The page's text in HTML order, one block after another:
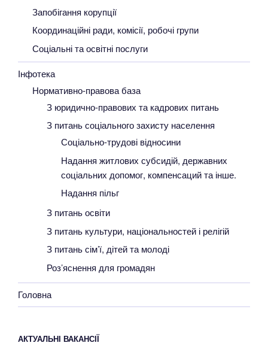
Запобігання корупції
Координаційні ради, комісії, робочі групи
Соціальні та освітні послуги
Інфотека
Нормативно-правова база
З юридично-правових та кадрових питань
З питань соціального захисту населення
Соціально-трудові відносини
Надання житлових субсидій, державних
соціальних допомог, компенсаций та інше.
Надання пільг
З питань освіти
З питань культури, національностей і релігій
З питань сім’ї, дітей та молоді
Роз’яснення для громадян
Головна
АКТУАЛЬНІ ВАКАНСІЇ